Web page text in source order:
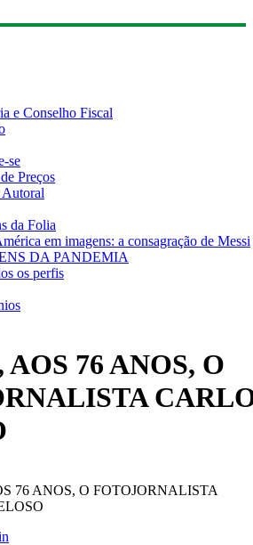
e Conselho Fiscal
se
Preços
da Folia
em imagens: a consagração de Messi
DA PANDEMIA
os perfis
76 ANOS, O
76 ANOS, O FOTOJORNALISTA